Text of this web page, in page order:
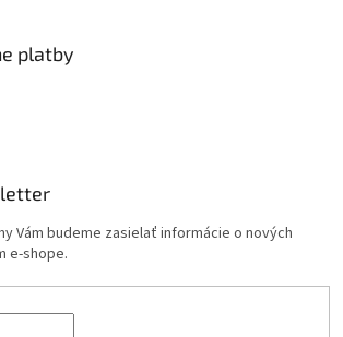
platby
Vám budeme zasielať informácie o nových
e-shope.